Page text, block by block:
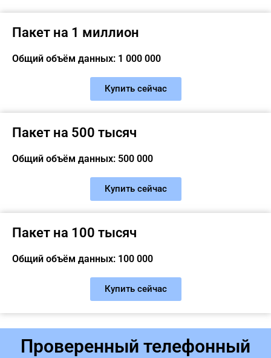
Пакет на 1 миллион
Общий объём данных: 1 000 000
Купить сейчас
Пакет на 500 тысяч
Общий объём данных: 500 000
Купить сейчас
Пакет на 100 тысяч
Общий объём данных: 100 000
Купить сейчас
Проверенный телефонный